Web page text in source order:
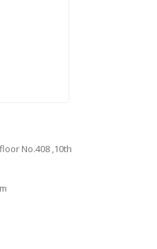
No.408 ,10th